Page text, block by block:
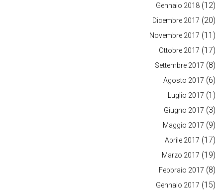
Gennaio 2018 (12)
Dicembre 2017 (20)
Novembre 2017 (11)
Ottobre 2017 (17)
Settembre 2017 (8)
Agosto 2017 (6)
Luglio 2017 (1)
Giugno 2017 (3)
Maggio 2017 (9)
Aprile 2017 (17)
Marzo 2017 (19)
Febbraio 2017 (8)
Gennaio 2017 (15)